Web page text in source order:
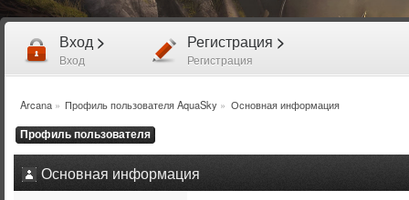
Вход >
Вход
Регистрация >
Регистрация
Arcana» Профиль пользователя AquaSky » Основная информация
Профиль пользователя
Основная информация